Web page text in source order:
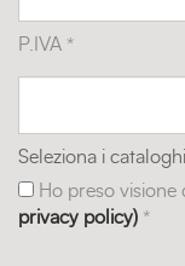
P.IVA *
Seleziona i cataloghi
Ho preso
privacy policy) *